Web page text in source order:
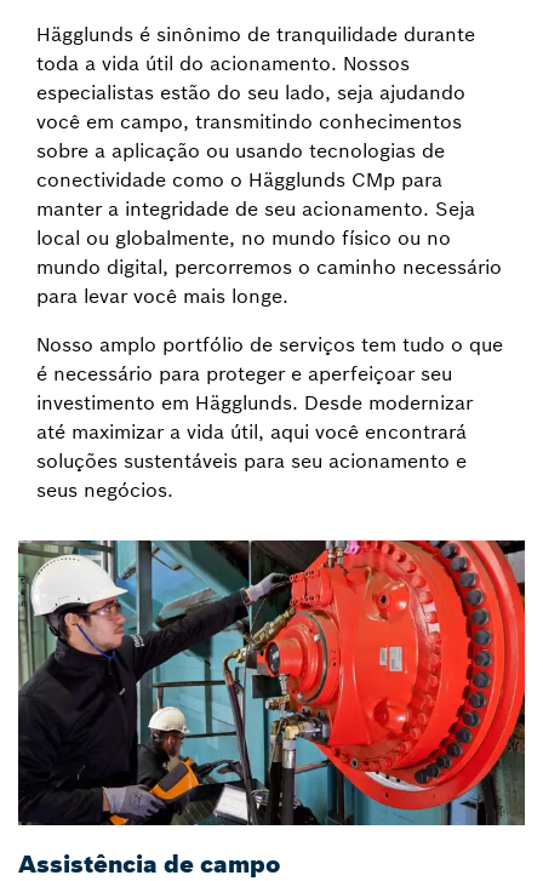
Hägglunds é sinônimo de tranquilidade durante
toda a vida útil do acionamento. Nossos
especialistas estão do seu lado, seja ajudando
você em campo, transmitindo conhecimentos
sobre a aplicação ou usando tecnologias de
conectividade como o Hägglunds CMp para
manter a integridade de seu acionamento. Seja
local ou globalmente, no mundo físico ou no
mundo digital, percorremos o caminho necessário
para levar você mais longe.
Nosso amplo portfólio de serviços tem tudo o que
é necessário para proteger e aperfeiçoar seu
investimento em Hägglunds. Desde modernizar
até maximizar a vida útil, aqui você encontrará
soluções sustentáveis para seu acionamento e
seus negócios.
Assistência de campo